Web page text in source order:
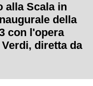
alla Scala in
della
con l'opera
diretta da